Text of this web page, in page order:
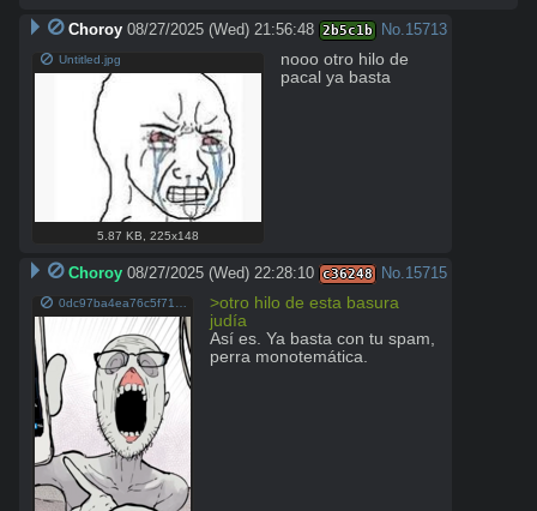
Choroy 08/27/2025 (Wed) 21:56:48 2b5c1b No. 15713
Untitled.jpg
5.87 KB ,225x148
nooo otro hilo de
pacal ya basta
Choroy 08/27/2025 (Wed) 22:28:10 c36248 No. 15715
>otro hilo de esta basura
judía
Así es. Ya basta con tu spam,
perra monotemática.